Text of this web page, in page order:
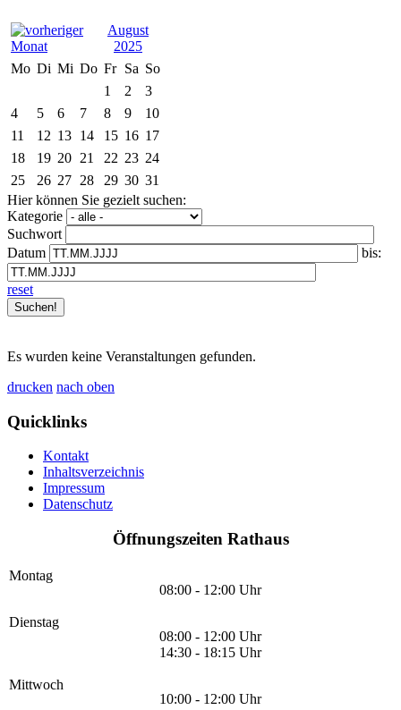
August
2025
Mo Di Mi Do Fr Sa So
1
2
3
4
5 6 7 8 9
10
11
12 13 14 15 16 17
18
19 20 21 22 23 24
25
26 27 28 29 30 31
Hier können Sie gezielt suchen:
Kategorie
Suchwort
Datum
bis:
reset
Es wurden keine Veranstaltungen gefunden.
drucken nach oben
Quicklinks
Kontakt
Inhaltsverzeichnis
Impressum
Datenschutz
Öffnungszeiten Rathaus
Montag
08:00 - 12:00 Uhr
Dienstag
08:00 - 12:00 Uhr
14:30 - 18:15 Uhr
Mittwoch
10:00 - 12:00 Uhr